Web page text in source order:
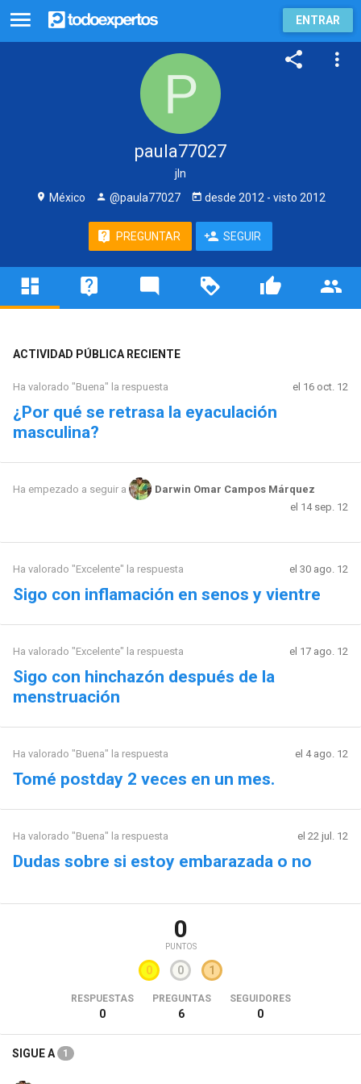
ENTRAR
paula77027
jln
México
@paula77027 desde 2012 - visto 2012
PREGUNTAR SEGUIR
ACTIVIDAD PÚBLICA RECIENTE
Ha valorado "Buena" la respuesta el 16 oct. 12
¿Por qué se retrasa la eyaculación
masculina?
Ha empezado a seguir a
Darwin Omar Campos Márquez
el 14 sep. 12
Ha valorado "Excelente" la respuesta el 30 ago. 12
Sigo con inflamación en senos y vientre
Ha valorado "Excelente" la respuesta el 17 ago. 12
Sigo con hinchazón después de la
menstruación
Ha valorado "Buena" la respuesta el 4 ago. 12
Tomé postday 2 veces en un mes.
Ha valorado "Buena" la respuesta el 22 jul. 12
Dudas sobre si estoy embarazada o no
0
PUNTOS
0 0 1
RESPUESTAS
0
PREGUNTAS
6
SEGUIDORES
0
SIGUE A 1